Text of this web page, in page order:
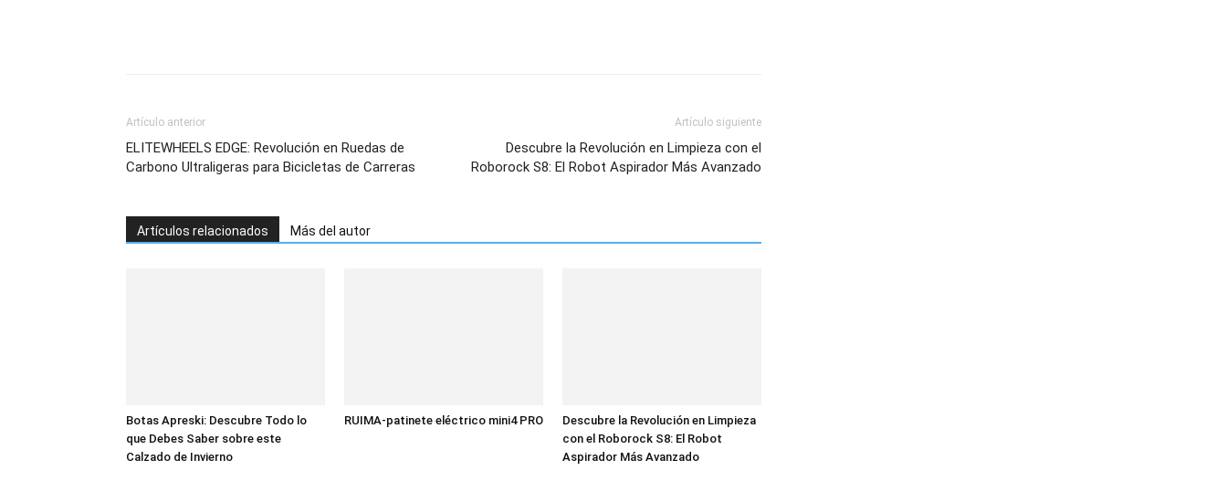
Artículo anterior
ELITEWHEELS EDGE: Revolución en Ruedas de
Carbono Ultraligeras para Bicicletas de Carreras
Artículo siguiente
Descubre la Revolución en Limpieza con el
Roborock S8: El Robot Aspirador Más Avanzado
Artículos relacionados Más del autor
Botas Apreski: Descubre Todo lo
que Debes Saber sobre este
Calzado de Invierno
RUIMA-patinete eléctrico mini4 PRO
Descubre la Revolución en Limpieza
con el Roborock S8: El Robot
Aspirador Más Avanzado